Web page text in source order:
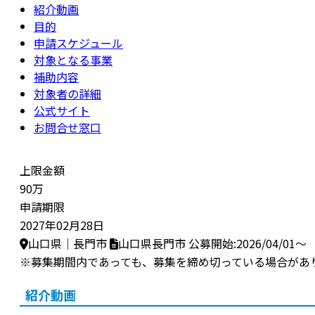
紹介動画
目的
申請スケジュール
対象となる事業
補助内容
対象者の詳細
公式サイト
お問合せ窓口
上限金額
90万
申請期限
2027年02月28日
山口県｜長門市
山口県長門市 公募開始:2026/04/01～
※募集期間内であっても、募集を締め切っている場合があ
紹介動画